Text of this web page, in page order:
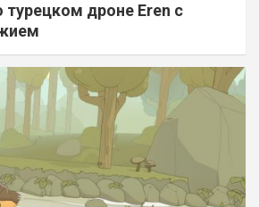
турецком дроне Eren с